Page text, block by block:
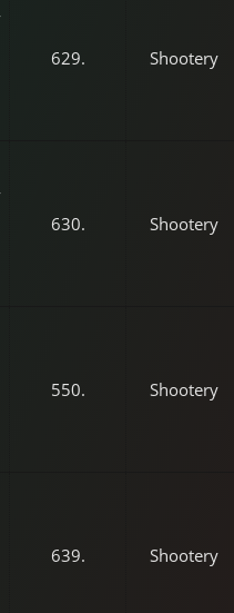
629. Shootery
630. Shootery
550. Shootery
639. Shootery